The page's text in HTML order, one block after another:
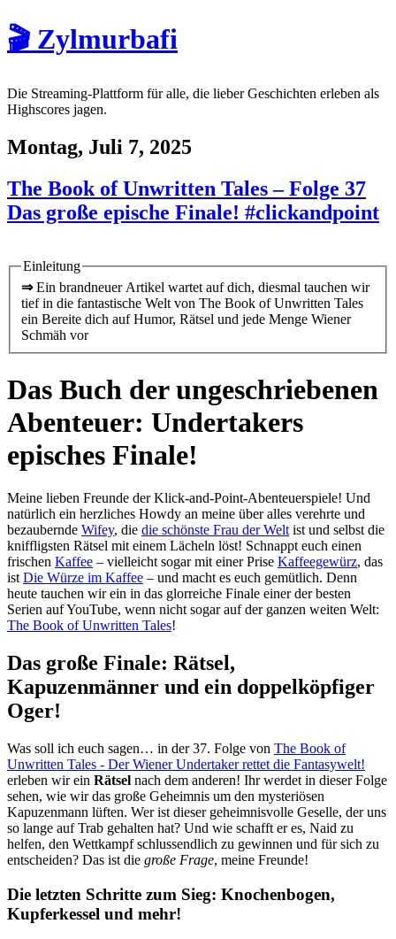
🎬 Zylmurbafi
Die Streaming-Plattform für alle, die lieber Geschichten erleben als
Highscores jagen.
Montag, Juli 7, 2025
The Book of Unwritten Tales – Folge 37
Das große epische Finale! #clickandpoint
Einleitung
⇒Ein brandneuer Artikel wartet auf dich, diesmal tauchen wir
tief in die fantastische Welt von The Book of Unwritten Tales
ein Bereite dich auf Humor, Rätsel und jede Menge Wiener
Schmäh vor
Das Buch der ungeschriebenen
Abenteuer: Undertakers
episches Finale!
Meine lieben Freunde der Klick-and-Point-Abenteuerspiele! Und
natürlich ein herzliches Howdy an meine über alles verehrte und
bezaubernde Wifey, die die schönste Frau der Welt ist und selbst die
kniffligsten Rätsel mit einem Lächeln löst! Schnappt euch einen
frischen Kaffee – vielleicht sogar mit einer Prise Kaffeegewürz, das
ist Die Würze im Kaffee – und macht es euch gemütlich. Denn
heute tauchen wir ein in das glorreiche Finale einer der besten
Serien auf YouTube, wenn nicht sogar auf der ganzen weiten Welt:
The Book of Unwritten Tales!
Das große Finale: Rätsel,
Kapuzenmänner und ein doppelköpfiger
Oger!
Was soll ich euch sagen… in der 37. Folge von The Book of
Unwritten Tales - Der Wiener Undertaker rettet die Fantasywelt!
erleben wir ein Rätsel nach dem anderen! Ihr werdet in dieser Folge
sehen, wie wir das große Geheimnis um den mysteriösen
Kapuzenmann lüften. Wer ist dieser geheimnisvolle Geselle, der uns
so lange auf Trab gehalten hat? Und wie schafft er es, Naid zu
helfen, den Wettkampf schlussendlich zu gewinnen und für sich zu
entscheiden? Das ist die große Frage, meine Freunde!
Die letzten Schritte zum Sieg: Knochenbogen,
Kupferkessel und mehr!